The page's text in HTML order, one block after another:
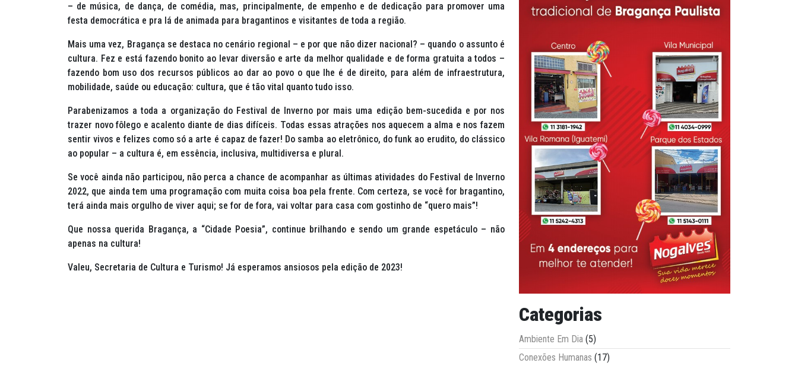
– de música, de dança, de comédia, mas, principalmente, de empenho e de dedicação para promover uma
festa democrática e pra lá de animada para bragantinos e visitantes de toda a região.
Mais uma vez, Bragança se destaca no cenário regional – e por que não dizer nacional? – quando o assunto é
cultura. Fez e está fazendo bonito ao levar diversão e arte da melhor qualidade e de forma gratuita a todos –
fazendo bom uso dos recursos públicos ao dar ao povo o que lhe é de direito, para além de infraestrutura,
mobilidade, saúde ou educação: cultura, que é tão vital quanto tudo isso.
Parabenizamos a toda a organização do Festival de Inverno por mais uma edição bem-sucedida e por nos
trazer novo fôlego e acalento diante de dias difíceis. Todas essas atrações nos aquecem a alma e nos fazem
sentir vivos e felizes como só a arte é capaz de fazer! Do samba ao eletrônico, dofunk ao erudito, do clássico
ao popular – a cultura é, em essência, inclusiva, multidiversa e plural.
Se você ainda não participou, não perca a chance de acompanhar as últimas atividades do Festival de Inverno
2022, que ainda tem uma programação com muita coisa boa pela frente. Com certeza, se você for bragantino,
terá ainda mais orgulho de viver aqui; se for de fora, vai voltar para casa com gostinho de “quero mais”!
Que nossa querida Bragança, a “Cidade Poesia”, continue brilhando e sendo um grande espetáculo – não
apenas na cultura!
Valeu, Secretaria de Cultura e Turismo! Já esperamos ansiosos pela edição de 2023!
Categorias
Ambiente Em Dia (5)
Conexões Humanas (17)